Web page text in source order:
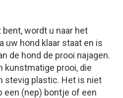
bent, wordt u naar het
uw hond klaar staat en is
de hond de prooi najagen.
kunstmatige prooi, die
stevig plastic. Het is niet
een (nep) bontje of een